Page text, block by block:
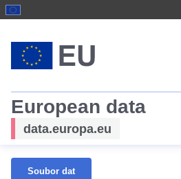
European data
data.europa.eu
Soubor dat